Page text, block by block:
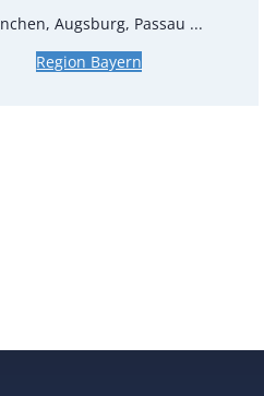
Augsburg, Passau ...
Region Bayern